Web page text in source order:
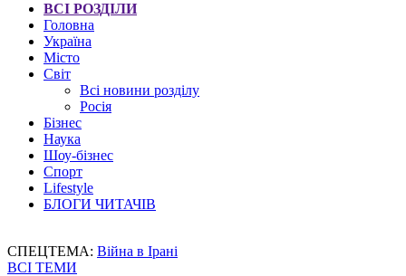
ВСІ РОЗДІЛИ
Головна
Україна
Місто
Світ
Всі новини розділу
Росія
Бізнес
Наука
Шоу-бізнес
Спорт
Lifestyle
БЛОГИ ЧИТАЧІВ
СПЕЦТЕМА: Війна в Ірані
ВСІ ТЕМИ